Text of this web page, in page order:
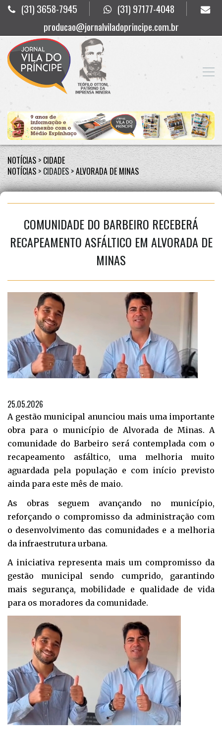
(31) 3658-7945
(31) 97177-4048
producao@jornalviladoprincipe.com.br
NOTÍCIAS > CIDADE
NOTÍCIAS > CIDADES >ALVORADA DE MINAS
COMUNIDADE DO BARBEIRO RECEBERÁ
RECAPEAMENTO ASFÁLTICO EM ALVORADA DE
MINAS
25.05.2026
A gestão municipal anunciou mais uma importante
obra para o município de Alvorada de Minas. A
comunidade do Barbeiro será contemplada com o
recapeamento asfáltico, uma melhoria muito
aguardada pela população e com início previsto
ainda para este mês de maio.
As obras seguem avançando no município,
reforçando o compromisso da administração com
o desenvolvimento das comunidades e a melhoria
da infraestrutura urbana.
A iniciativa representa mais um compromisso da
gestão municipal sendo cumprido, garantindo
mais segurança, mobilidade e qualidade de vida
para os moradores da comunidade.